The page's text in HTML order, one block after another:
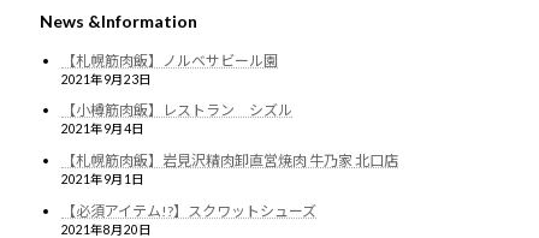
News &Information
【札幌筋肉飯】ノルベサビール園
2021年9月23日
【小樽筋肉飯】レストラン シズル
2021年9月4日
【札幌筋肉飯】岩見沢精肉卸直営焼肉 牛乃家 北口店
2021年9月1日
【必須アイテム!?】スクワットシューズ
2021年8月20日